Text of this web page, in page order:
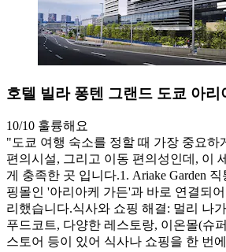
호텔 빌라 퐁텐 그랜드 도쿄 아리
10/10 훌륭해요
"도쿄 여행 숙소를 정할 때 가장 중요하
편의시설, 그리고 이동 편의성인데, 이
게 충족한 곳 입니다. ​ 1. Ariake Garden
핑몰인 '아리아케 가든'과 바로 연결되
리했습니다. ​식사와 쇼핑 해결: 멀리 나
푸드코트, 다양한 레스토랑, 이온몰(슈
스토어 등이 있어 식사나 쇼핑을 한 번